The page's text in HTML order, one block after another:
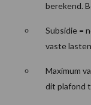
berekend.
Subsidie =
vaste
Maximum
dit plafond